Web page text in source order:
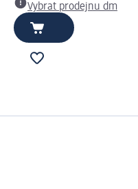
Vybrat prodejnu dm